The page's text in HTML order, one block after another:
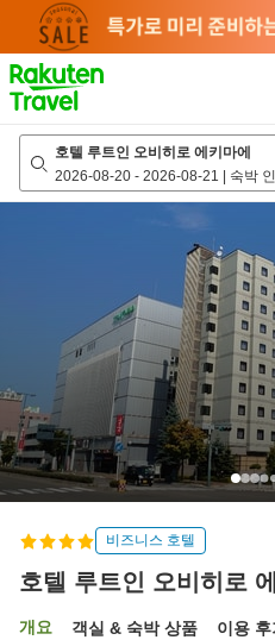
page
호텔 루트인 오비히로 에키마에
2026-08-20 - 2026-08-21 | 숙박
비즈니스 호텔
호텔 루트인 오비히로
개요 객실 & 숙박 상품 이용 후